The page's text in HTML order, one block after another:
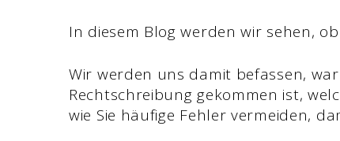
In diesem Blog werden wir sehen,
Wir werden uns damit befassen,
Rechtschreibung gekommen ist,
wie Sie häufige Fehler vermeiden,